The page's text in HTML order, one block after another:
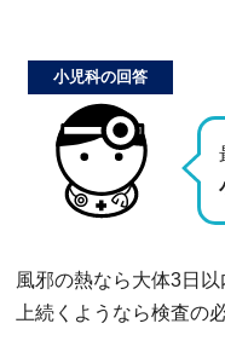
小児科の回答
風邪の熱なら大体3日
上続くようなら検査の